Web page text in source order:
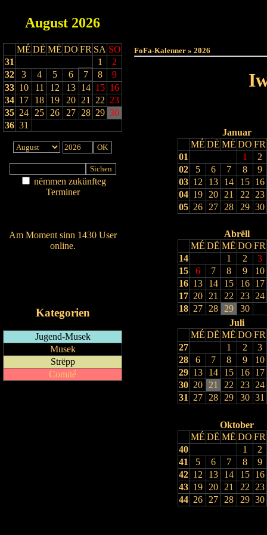
August 2026
MÉ DË MË DO FR SA SO
31
1
2
32
3 4 5 6 7 8
9
33 10 11 12 13 14 15 16
34 17 18 19 20 21 22 23
35 24 25 26 27 28 29 30
36 31
nëmmen zukünfteg
Terminer
Am Moment sinn 1430 User
online.
Kategorien
Jugend-Musek
Musek
Strëpp
Comité
FoFa-Kalenner » 2026
Januar
MÉ DË MË DO FR
01
1
2
02
5 6 7 8
9
03 12 13 14 15
16
04 19 20 21 22
23
05 26 27 28 29 30
Abrëll
MÉ DË MË DO FR
14
1 2
3
15
6 7 8 9
10
16 13 14 15 16
17
17 20 21 22 23
24
18 27 28 29
30
Juli
MÉ DË MË DO FR
27
1 2
3
28
6 7 8 9
10
29 13 14 15 16
17
30 20 21 22 23
24
31
27 28 29 30 31
Oktober
MÉ DË MË DO FR
40
1
2
41
5 6 7 8
9
42 12 13 14 15
16
43 19 20 21 22
23
44 26 27 28 29 30